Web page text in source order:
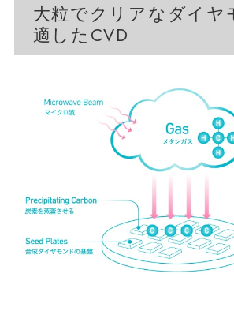
大粒でクリアなダイヤ
適したCVD